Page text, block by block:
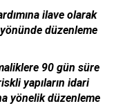
ilave olarak
düzenleme
90 gün süre
yapıların idari
yönelik düzenleme